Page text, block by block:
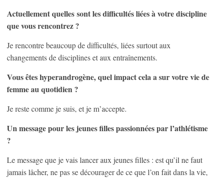
Actuellement quelles sont les difficultés liées à votre discipline
que vous rencontrez ?
Je rencontre beaucoup de difficultés, liées surtout aux
changements de disciplines et aux entraînements.
Vous êtes hyperandrogène, quel impact cela a sur votre vie de
femme au quotidien ?
Je reste comme je suis, et je m’accepte.
Un message pour les jeunes filles passionnées par l’athlétisme
?
Le message que je vais lancer aux jeunes filles : est qu’il ne faut
jamais lâcher, ne pas se décourager de ce que l’on fait dans la vie,